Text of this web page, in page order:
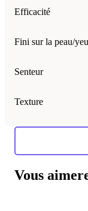
Efficacité
Fini sur la peau/
Senteur
Texture
Vous